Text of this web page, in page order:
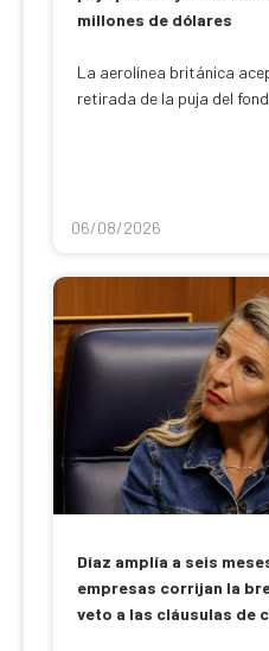
millones de dólares
La aerolínea británica
retirada de la puja del
06/08/2026
Díaz amplía a seis
empresas corrijan la
veto a las cláusulas de